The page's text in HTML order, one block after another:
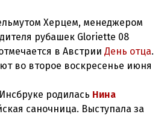
Херцем, менеджером
рубашек Gloriette 08
в Австрии День отца.
родилась Нина
саночница. Выступала за